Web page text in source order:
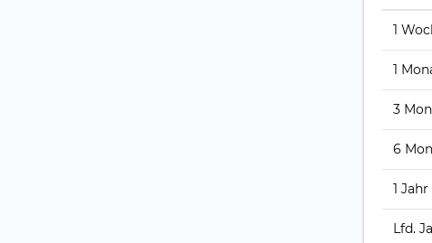
1
1
3
6
1 Jahr
Lfd.